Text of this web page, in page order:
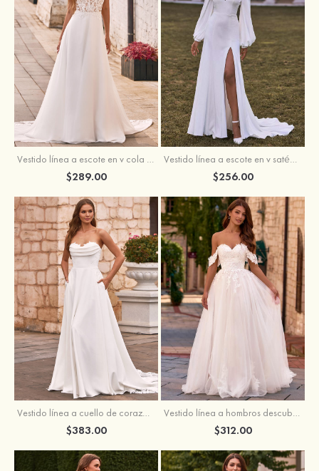
$289.00 $256.00
Vestido línea a cuello de corazón satén cola de capilla vestido de novia
$383.00
Vestido línea a hombros descubiertos tul cola de corte vestido de novia
$312.00